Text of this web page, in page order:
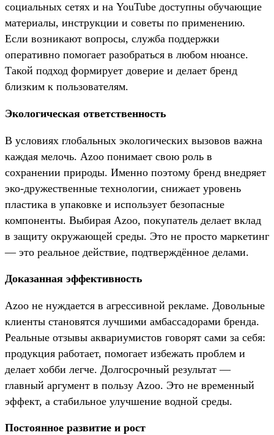
социальных сетях и на YouTube доступны обучающие
материалы, инструкции и советы по применению.
Если возникают вопросы, служба поддержки
оперативно помогает разобраться в любом нюансе.
Такой подход формирует доверие и делает бренд
близким к пользователям.
Экологическая ответственность
В условиях глобальных экологических вызовов важна
каждая мелочь. Azoo понимает свою роль в
сохранении природы. Именно поэтому бренд внедряет
эко-дружественные технологии, снижает уровень
пластика в упаковке и использует безопасные
компоненты. Выбирая Azoo, покупатель делает вклад
в защиту окружающей среды. Это не просто маркетинг
— это реальное действие, подтверждённое делами.
Доказанная эффективность
Azoo не нуждается в агрессивной рекламе. Довольные
клиенты становятся лучшими амбассадорами бренда.
Реальные отзывы аквариумистов говорят сами за себя:
продукция работает, помогает избежать проблем и
делает хобби легче. Долгосрочный результат —
главный аргумент в пользу Azoo. Это не временный
эффект, а стабильное улучшение водной среды.
Постоянное развитие и рост